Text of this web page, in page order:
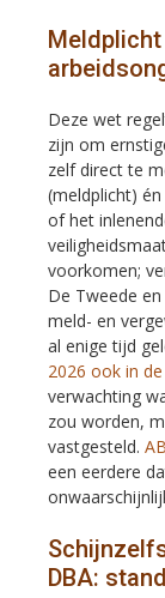
Deze wet
zijn om
zelf direct te
(meldplicht)
of het
voorkomen;
De Tweede
meld- en
al enige tijd
2026 ook in
verwachting
zou worden,
vastgesteld.
een eerdere
DBA: